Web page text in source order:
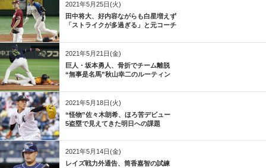
2021年5月25日(火)
田中将大、好内容ながらも白星増えず
「ストライクが多過ぎる」と元コーチ
2021年5月21日(金)
巨人・坂本勇人、骨折でチーム離脱
“無事是名馬”秋山幸二のルーティン
2021年5月18日(火)
“怪物”佐々木朗希、ほろ苦デビュー
5盗塁で見えてきた明日への課題
2021年5月14日(金)
レイズ戦力外通告、筒香嘉智の試練